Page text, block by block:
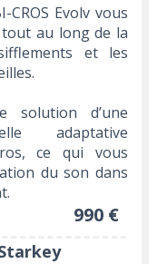
CROS Evolv vous
au long de la
et les
solution d’une
adaptative
ce qui vous
du son dans
990 €